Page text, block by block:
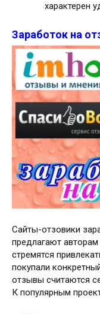
характерен
Заработок на
Сайты-отзовики
предлагают
стремятся
покупали
отзывы считаются
К популярным